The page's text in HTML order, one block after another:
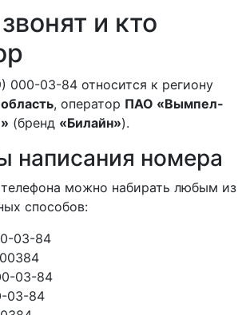
и кто
000-03-84 относится к региону
, оператор ПАО «Вымпел-
(бренд «Билайн»).
написания номера
можно набирать любым из
способов:
03-84
03-84
03-84